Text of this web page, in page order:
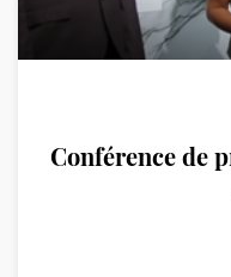
Conférence de